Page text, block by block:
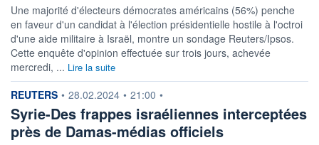
Une majorité d'électeurs démocrates américains (56%) penche
en faveur d'un candidat à l'élection présidentielle hostile à l'octroi
d'une aide militaire à Israël, montre un sondage Reuters/Ipsos.
Cette enquête d'opinion effectuée sur trois jours, achevée
mercredi, ... Lire la suite
information fournie par
REUTERS • 28.02.2024 • 21:00 •
Syrie-Des frappes israéliennes interceptées
près de Damas-médias officiels